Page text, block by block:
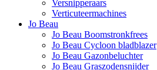
Versnipperaars
Verticuteermachines
Jo Beau
Jo Beau Boomstronkfrees
Jo Beau Cycloon bladblazer
Jo Beau Gazonbeluchter
Jo Beau Graszodensnijder